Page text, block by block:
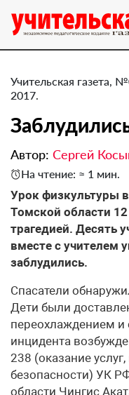
Учительская газета,
2017.
Автор: Сергей
На чтение: ≈ 1 мин.
Урок физкультуры
Томской области
трагедией. Десять
вместе с учителем
заблудились.
Спасатели
Дети были
переохлаждением
инцидента
238 (оказание
безопасности) УК
области Чингис